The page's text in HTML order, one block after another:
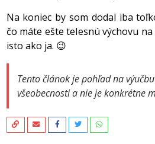
Na koniec by som dodal iba
čo máte ešte telesnú výchovu
isto ako ja. 😉
Tento článok je pohľad na
všeobecnosti a nie je konkrétne